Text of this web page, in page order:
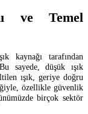
ve Temel
kaynağı tarafından
sayede, düşük ışık
ışık, geriye doğru
özellikle güvenlik
birçok sektör